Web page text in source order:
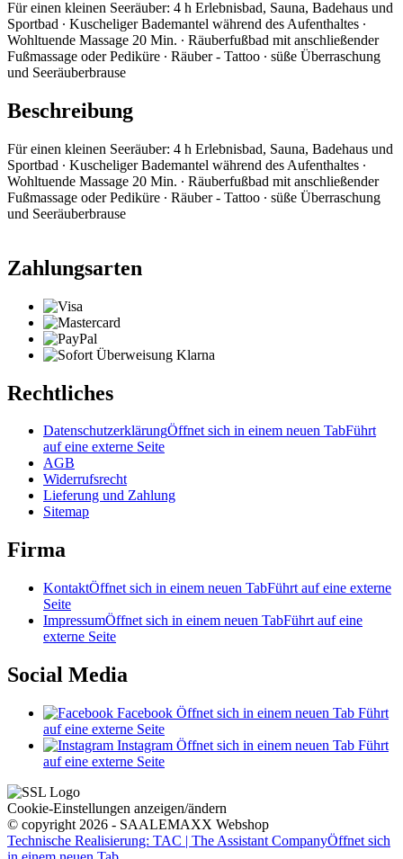
Für einen kleinen Seeräuber: 4 h Erlebnisbad, Sauna, Badehaus und
Sportbad ∙ Kuscheliger Bademantel während des Aufenthaltes ∙
Wohltuende Massage 20 Min. ∙ Räuberfußbad mit anschließender
Fußmassage oder Pediküre ∙ Räuber - Tattoo ∙ süße Überraschung
und Seeräuberbrause
Beschreibung
Für einen kleinen Seeräuber: 4 h Erlebnisbad, Sauna, Badehaus und
Sportbad ∙ Kuscheliger Bademantel während des Aufenthaltes ∙
Wohltuende Massage 20 Min. ∙ Räuberfußbad mit anschließender
Fußmassage oder Pediküre ∙ Räuber - Tattoo ∙ süße Überraschung
und Seeräuberbrause
Zahlungsarten
Rechtliches
DatenschutzerklärungÖffnet sich in einem neuen TabFührt
auf eine externe Seite
AGB
Widerrufsrecht
Lieferung und Zahlung
Sitemap
Firma
KontaktÖffnet sich in einem neuen TabFührt auf eine externe
Seite
ImpressumÖffnet sich in einem neuen TabFührt auf eine
externe Seite
Social Media
Facebook Öffnet sich in einem neuen Tab Führt
auf eine externe Seite
Instagram Öffnet sich in einem neuen Tab Führt
auf eine externe Seite
Cookie-Einstellungen anzeigen/ändern
© copyright 2026 - SAALEMAXX Webshop
Technische Realisierung: TAC | The Assistant CompanyÖffnet sich